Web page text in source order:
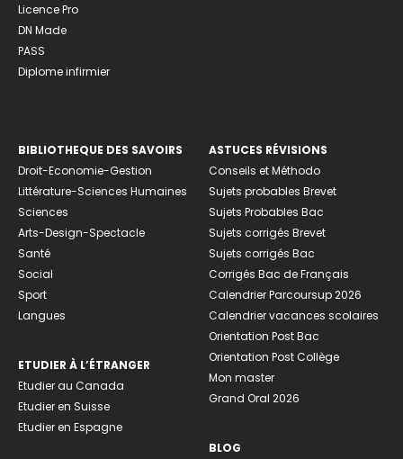
Licence Pro
DN Made
PASS
Diplome infirmier
BIBLIOTHEQUE DES SAVOIRS
Droit-Economie-Gestion
Littérature-Sciences Humaines
Sciences
Arts-Design-Spectacle
Santé
Social
Sport
Langues
ETUDIER À L’ÉTRANGER
Etudier au Canada
Etudier en Suisse
Etudier en Espagne
ASTUCES RÉVISIONS
Conseils et Méthodo
Sujets probables Brevet
Sujets Probables Bac
Sujets corrigés Brevet
Sujets corrigés Bac
Corrigés Bac de Français
Calendrier Parcoursup 2026
Calendrier vacances scolaires
Orientation Post Bac
Orientation Post Collège
Mon master
Grand Oral 2026
BLOG